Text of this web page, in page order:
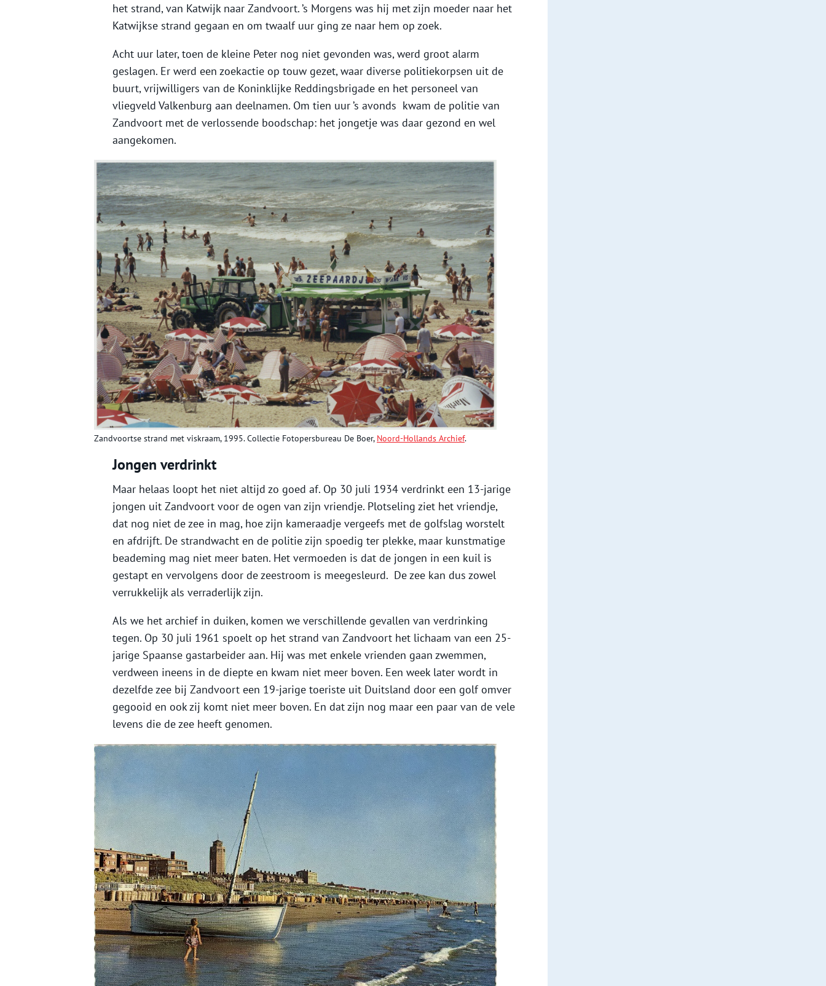
het strand, van Katwijk naar Zandvoort. ’s Morgens was hij met zijn moeder naar het
Katwijkse strand gegaan en om twaalf uur ging ze naar hem op zoek.
Acht uur later, toen de kleine Peter nog niet gevonden was, werd groot alarm
geslagen. Er werd een zoekactie op touw gezet, waar diverse politiekorpsen uit de
buurt, vrijwilligers van de Koninklijke Reddingsbrigade en het personeel van
vliegveld Valkenburg aan deelnamen. Om tien uur ’s avonds kwam de politie van
Zandvoort met de verlossende boodschap: het jongetje was daar gezond en wel
aangekomen.
Zandvoortse strand met viskraam, 1995. Collectie Fotopersbureau De Boer, Noord-Hollands Archief.
Jongen verdrinkt
Maar helaas loopt het niet altijd zo goed af. Op 30 juli 1934 verdrinkt een 13-jarige
jongen uit Zandvoort voor de ogen van zijn vriendje. Plotseling ziet het vriendje,
dat nog niet de zee in mag, hoe zijn kameraadje vergeefs met de golfslag worstelt
en afdrijft. De strandwacht en de politie zijn spoedig ter plekke, maar kunstmatige
beademing mag niet meer baten. Het vermoeden is dat de jongen in een kuil is
gestapt en vervolgens door de zeestroom is meegesleurd. De zee kan dus zowel
verrukkelijk als verraderlijk zijn.
Als we het archief in duiken, komen we verschillende gevallen van verdrinking
tegen. Op 30 juli 1961 spoelt op het strand van Zandvoort het lichaam van een 25-
jarige Spaanse gastarbeider aan. Hij was met enkele vrienden gaan zwemmen,
verdween ineens in de diepte en kwam niet meer boven. Een week later wordt in
dezelfde zee bij Zandvoort een 19-jarige toeriste uit Duitsland door een golf omver
gegooid en ook zij komt niet meer boven. En dat zijn nog maar een paar van de vele
levens die de zee heeft genomen.